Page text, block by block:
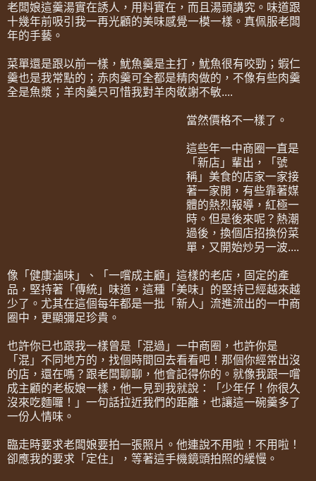
老闆娘這羹湯實在誘人，用料實在，而且湯頭講究。味道跟
十幾年前吸引我一再光顧的美味感覺一模一樣。真佩服老闆
年的手藝。
菜單還是跟以前一樣，魷魚羹是主打，魷魚很有咬勁；蝦仁
羹也是我常點的；赤肉羹可全都是精肉做的，不像有些肉羹
全是魚漿；羊肉羹只可惜我對羊肉敬謝不敏....
當然價格不一樣了。
這些年一中商圈一直是
「新店」輩出，「號
稱」美食的店家一家接
著一家開，有些靠著媒
體的熱烈報導，紅極一
時。但是後來呢？熱潮
過後，換個店招換份菜
單，又開始炒另一波....
像「健康滷味」、「一嚐成主顧」這樣的老店，固定的產
品，堅持著「傳統」味道，這種「美味」的堅持已經越來越
少了。尤其在這個每年都是一批「新人」流進流出的一中商
圈中，更顯彌足珍貴。
也許你已也跟我一樣曾是「混過」一中商圈，也許你是
「混」不同地方的，找個時間回去看看吧！那個你經常出沒
的店，還在嗎？跟老闆聊聊，他會記得你的。就像我跟一嚐
成主顧的老板娘一樣，他一見到我就說：「少年仔！你很久
沒來吃麵囉！」一句話拉近我們的距離，也讓這一碗羹多了
一份人情味。
臨走時要求老闆娘要拍一張照片。他連說不用啦！不用啦！
卻應我的要求「定住」，等著這手機鏡頭拍照的緩慢。